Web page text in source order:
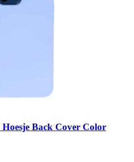
Back Cover Color